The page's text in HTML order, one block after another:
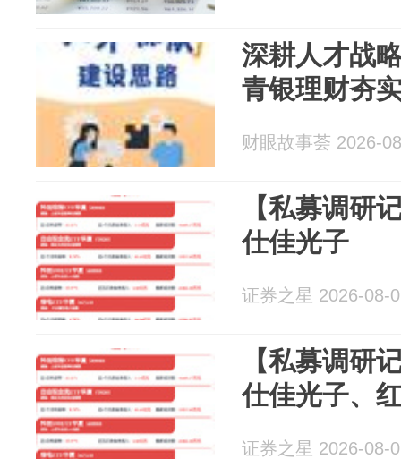
深耕人才战
青银理财夯
财眼故事荟 2026-
【私募调研
仕佳光子
证券之星 2026-08-
【私募调研
仕佳光子、
证券之星 2026-08-